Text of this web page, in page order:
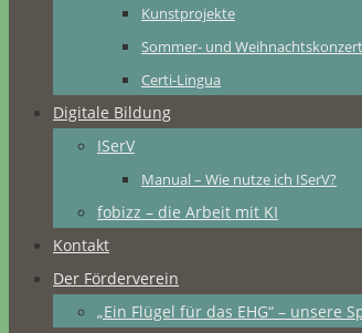
Kunstprojekte
Sommer- und
Certi-Lingua
Digitale Bildung
ISerV
Manual – Wie nutze ich ISerV?
fobizz – die Arbeit mit KI
Kontakt
Der Förderverein
„Ein Flügel für das EHG“ – unsere